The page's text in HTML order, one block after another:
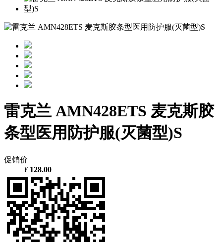
雷克兰 AMN428ETS 麦克斯胶
条型医用防护服(灭菌型)S
促销价
¥ 128.00